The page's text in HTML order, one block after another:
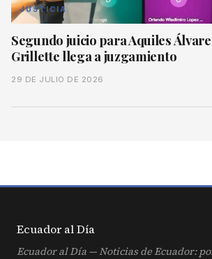
JUSTICIA
Segundo juicio para Aquiles
Grillette llega a juzgamiento
29 DE JULIO DE 2026
Ecuador alDía
Ecuador al Día — Noticias de Ecuador: